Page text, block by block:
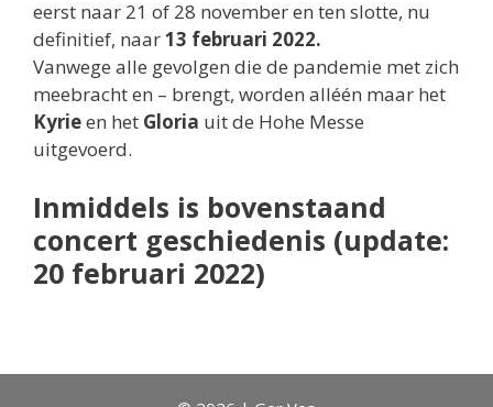
eerst naar 21 of 28 november en ten slotte, nu
definitief, naar13 februari 2022.
Vanwege alle gevolgen die de pandemie met zich
meebracht en – brengt, worden alléén maar het
Kyrieen het Gloria uit de Hohe Messe
uitgevoerd.
Inmiddels is bovenstaand
concert geschiedenis (update:
20 februari 2022)